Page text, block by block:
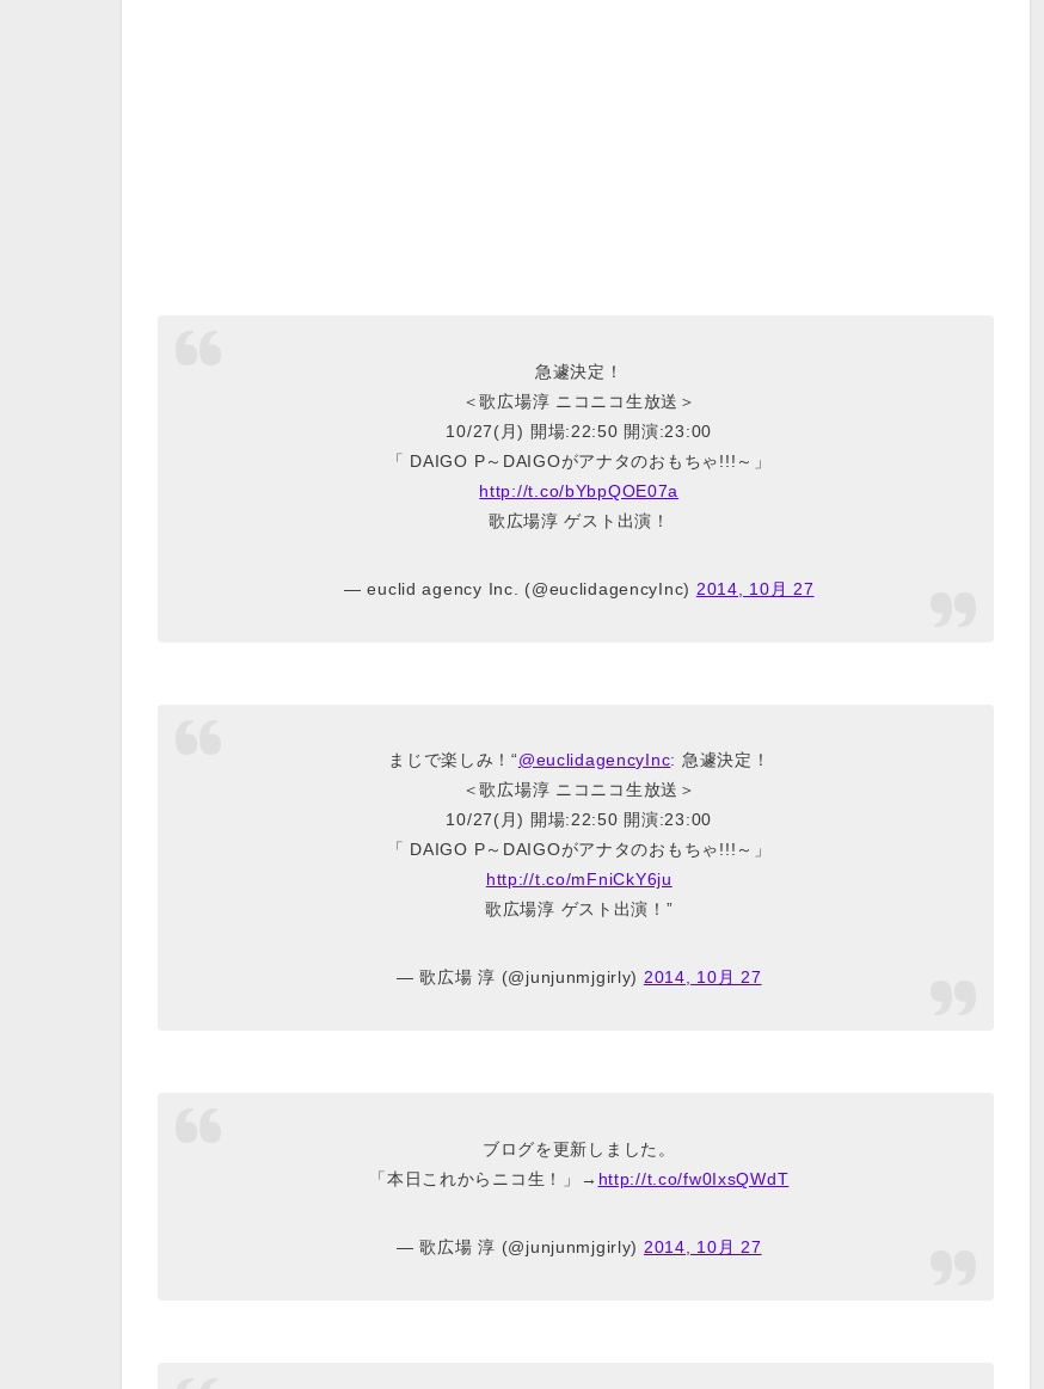
急遽決定！
＜歌広場淳 ニコニコ生放送＞
10/27(月) 開場:22:50 開演:23:00
「 DAIGO P～DAIGOがアナタのおもちゃ!!!～」
http://t.co/bYbpQOE07a
歌広場淳 ゲスト出演！
— euclid agency Inc. (@euclidagencyInc) 2014, 10月 27
まじで楽しみ！“@euclidagencyInc: 急遽決定！
＜歌広場淳 ニコニコ生放送＞
10/27(月) 開場:22:50 開演:23:00
「 DAIGO P～DAIGOがアナタのおもちゃ!!!～」
http://t.co/mFniCkY6ju
歌広場淳 ゲスト出演！”
— 歌広場 淳 (@junjunmjgirly) 2014, 10月 27
ブログを更新しました。
「本日これからニコ生！」→ http://t.co/fw0IxsQWdT
— 歌広場 淳 (@junjunmjgirly) 2014, 10月 27